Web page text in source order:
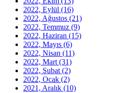
2022, Eylül (16)
2022, Ağustos (21)
2022, Temmuz (9)
2022, Haziran (15)
2022, Mayıs (6)
2022, Nisan (11)
2022, Mart (31)
2022, Şubat (2)
2022, Ocak (2)
2021, Aralık (10)